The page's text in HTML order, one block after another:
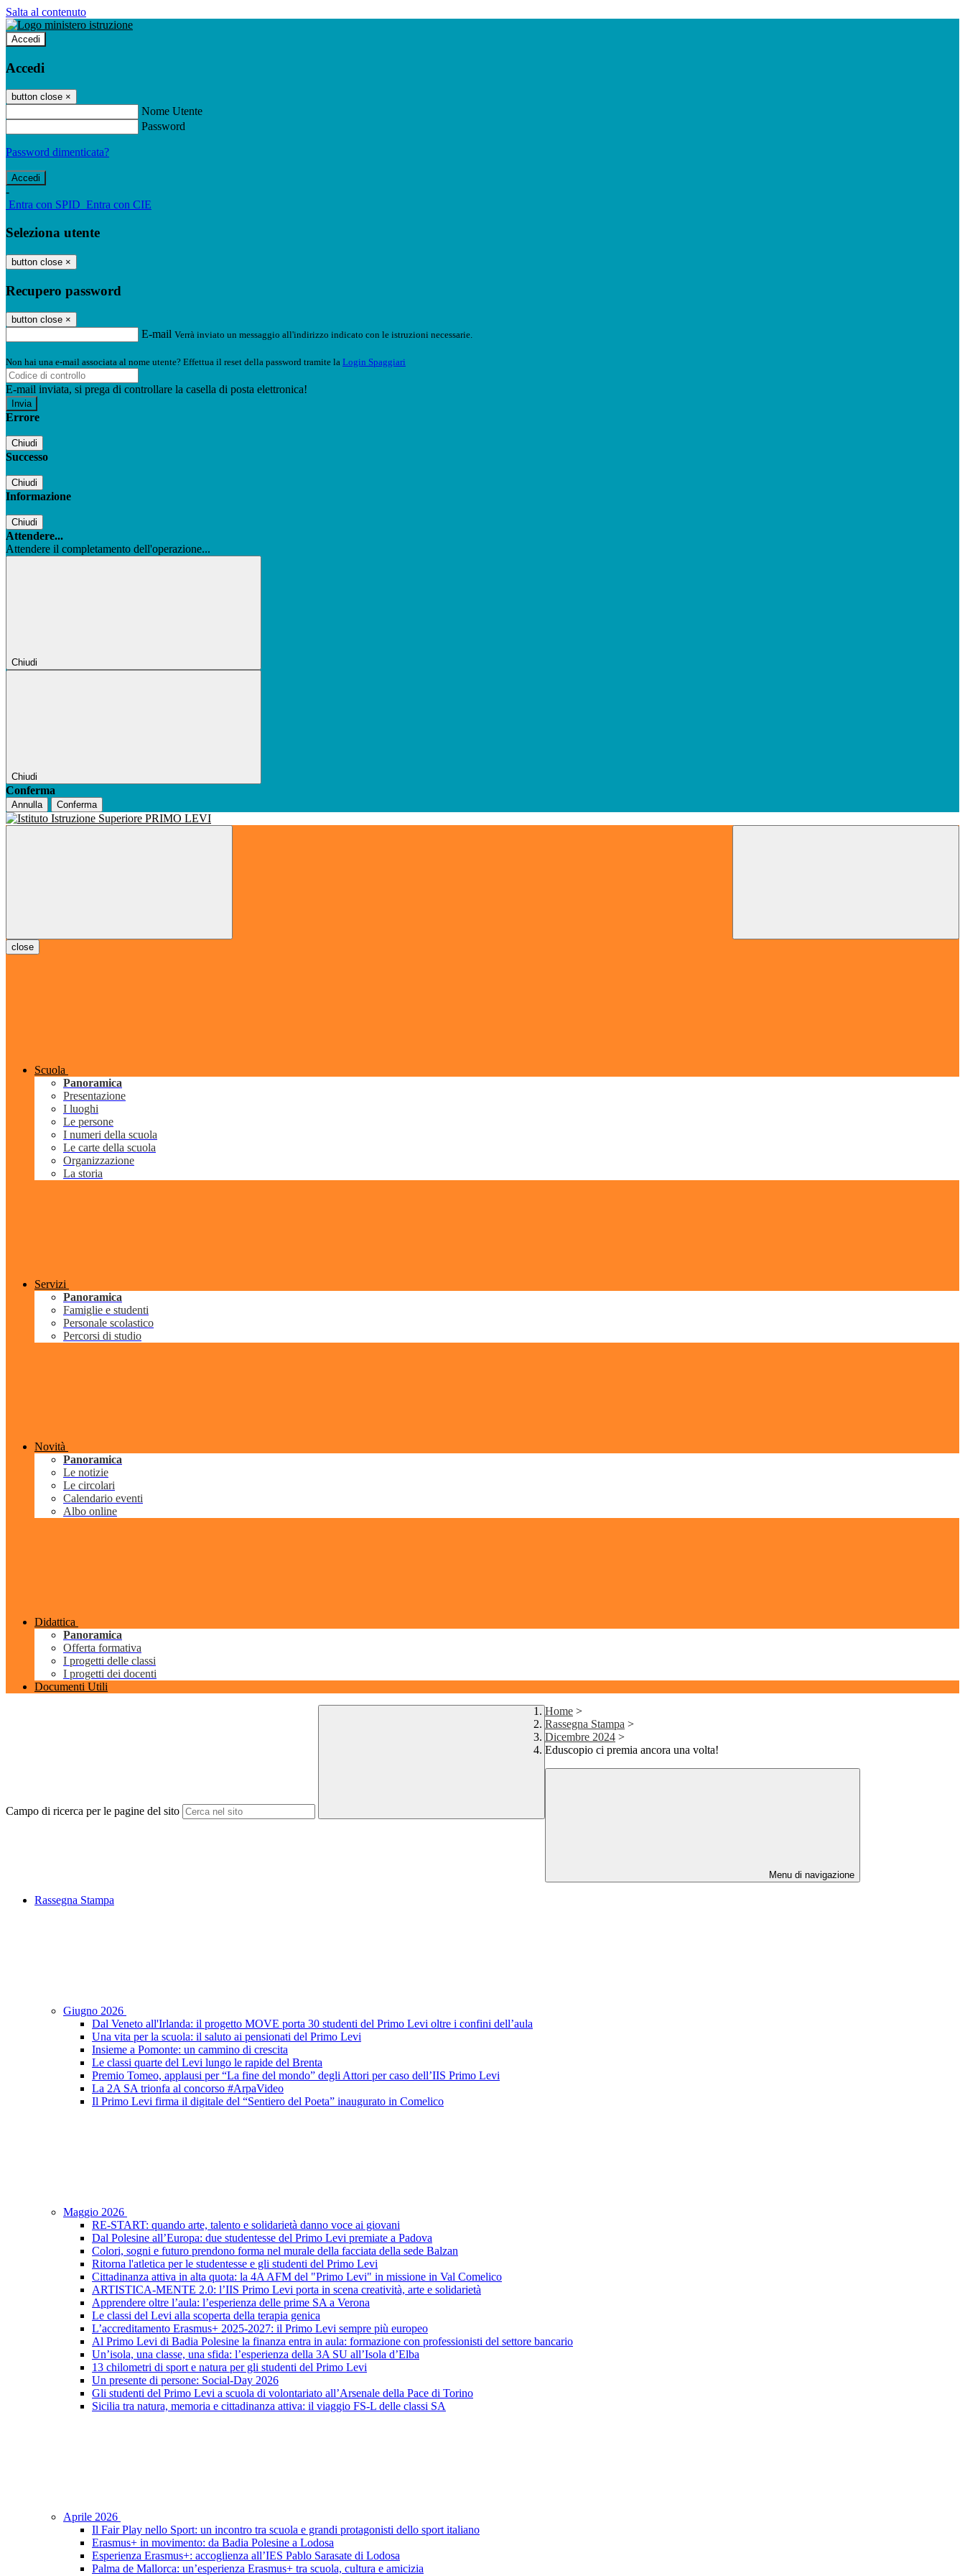
Salta al contenuto
Accedi
Accedi
button close ×
Nome Utente
Password
Password dimenticata?
-
Entra con SPID Entra con CIE
Seleziona utente
button close ×
Recupero password
button close ×
E-mail Verrà inviato un messaggio all'indirizzo indicato con le istruzioni necessarie.
Non hai una e-mail associata al nome utente? Effettua il reset della password tramite la Login Spaggiari
E-mail inviata, si prega di controllare la casella di posta elettronica!
Errore
Chiudi
Successo
Chiudi
Informazione
Chiudi
Attendere...
Attendere il completamento dell'operazione...
Chiudi
Chiudi
Conferma
Annulla Conferma
close
Scuola
Panoramica
Presentazione
I luoghi
Le persone
I numeri della scuola
Le carte della scuola
Organizzazione
La storia
Servizi
Panoramica
Famiglie e studenti
Personale scolastico
Percorsi di studio
Novità
Panoramica
Le notizie
Le circolari
Calendario eventi
Albo online
Didattica
Panoramica
Offerta formativa
I progetti delle classi
I progetti dei docenti
Documenti Utili
Campo di ricerca per le pagine del sito
Home >
Rassegna Stampa >
Dicembre 2024 >
Eduscopio ci premia ancora una volta!
Menu di navigazione
Rassegna Stampa
Giugno 2026
Dal Veneto all'Irlanda: il progetto MOVE porta 30 studenti del Primo Levi oltre i confini dell’aula
Una vita per la scuola: il saluto ai pensionati del Primo Levi
Insieme a Pomonte: un cammino di crescita
Le classi quarte del Levi lungo le rapide del Brenta
Premio Tomeo, applausi per “La fine del mondo” degli Attori per caso dell’IIS Primo Levi
La 2A SA trionfa al concorso #ArpaVideo
Il Primo Levi firma il digitale del “Sentiero del Poeta” inaugurato in Comelico
Maggio 2026
RE-START: quando arte, talento e solidarietà danno voce ai giovani
Dal Polesine all’Europa: due studentesse del Primo Levi premiate a Padova
Colori, sogni e futuro prendono forma nel murale della facciata della sede Balzan
Ritorna l'atletica per le studentesse e gli studenti del Primo Levi
Cittadinanza attiva in alta quota: la 4A AFM del "Primo Levi" in missione in Val Comelico
ARTISTICA-MENTE 2.0: l’IIS Primo Levi porta in scena creatività, arte e solidarietà
Apprendere oltre l’aula: l’esperienza delle prime SA a Verona
Le classi del Levi alla scoperta della terapia genica
L’accreditamento Erasmus+ 2025-2027: il Primo Levi sempre più europeo
Al Primo Levi di Badia Polesine la finanza entra in aula: formazione con professionisti del settore bancario
Un’isola, una classe, una sfida: l’esperienza della 3A SU all’Isola d’Elba
13 chilometri di sport e natura per gli studenti del Primo Levi
Un presente di persone: Social-Day 2026
Gli studenti del Primo Levi a scuola di volontariato all’Arsenale della Pace di Torino
Sicilia tra natura, memoria e cittadinanza attiva: il viaggio FS-L delle classi SA
Aprile 2026
Il Fair Play nello Sport: un incontro tra scuola e grandi protagonisti dello sport italiano
Erasmus+ in movimento: da Badia Polesine a Lodosa
Esperienza Erasmus+: accoglienza all’IES Pablo Sarasate di Lodosa
Palma de Mallorca: un’esperienza Erasmus+ tra scuola, cultura e amicizia